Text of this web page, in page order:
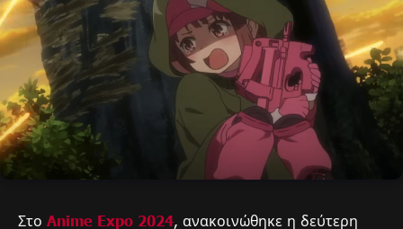
Στο Anime Expo 2024, ανακοινώθηκε η δεύτερη